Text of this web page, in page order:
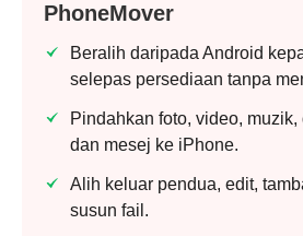
PhoneMover
Beralih daripada Android
selepas persediaan tanpa
Pindahkan foto, video,
dan mesej ke iPhone.
Alih keluar pendua, edit,
susun fail.